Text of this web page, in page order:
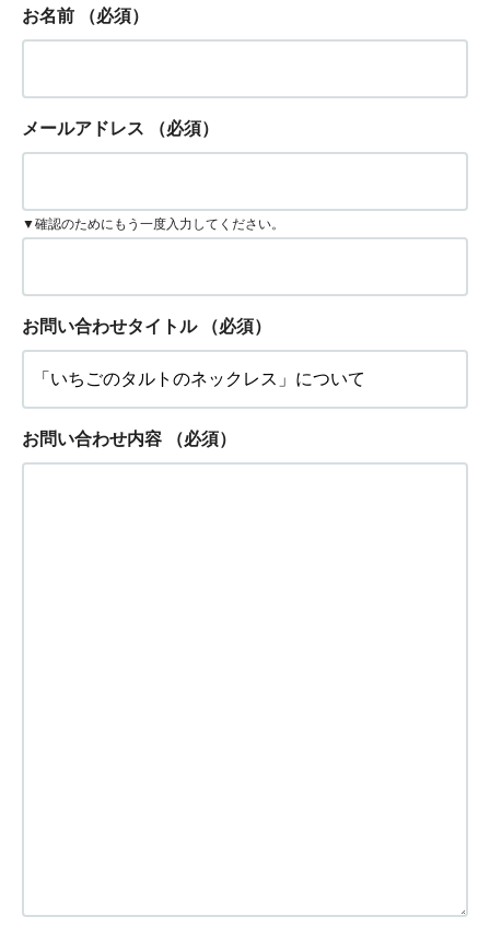
お名前 （必須）
メールアドレス （必須）
▼確認のためにもう一度入力してください。
お問い合わせタイトル （必須）
お問い合わせ内容 （必須）